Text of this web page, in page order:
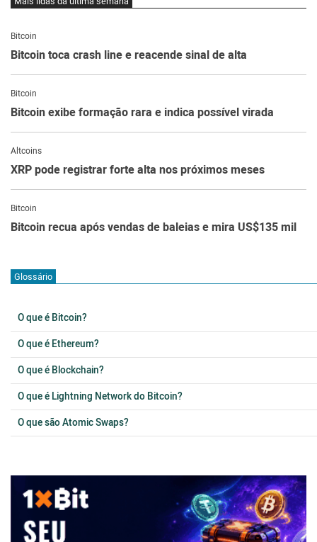
Bitcoin
Bitcoin toca crash line e reacende sinal de alta
Bitcoin
Bitcoin exibe formação rara e indica possível virada
Altcoins
XRP pode registrar forte alta nos próximos meses
Bitcoin
Bitcoin recua após vendas de baleias e mira US$135 mil
Glossário
O que é Bitcoin?
O que é Ethereum?
O que é Blockchain?
O que é Lightning Network do Bitcoin?
O que são Atomic Swaps?